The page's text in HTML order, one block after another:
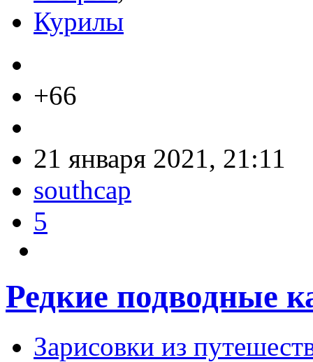
Курилы
+66
21 января 2021, 21:11
southcap
5
Редкие подводные
Зарисовки из